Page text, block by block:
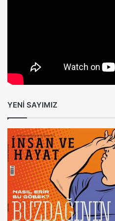
YENİ SAYIMIZ